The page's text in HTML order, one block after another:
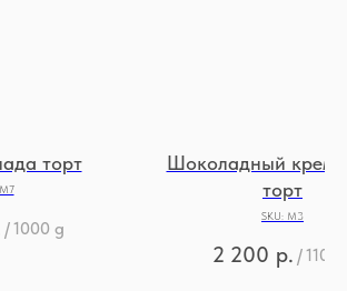
торт
М7
/1000 g
Шоколадный крем-
торт
SKU: М3
2 200 р. /1100